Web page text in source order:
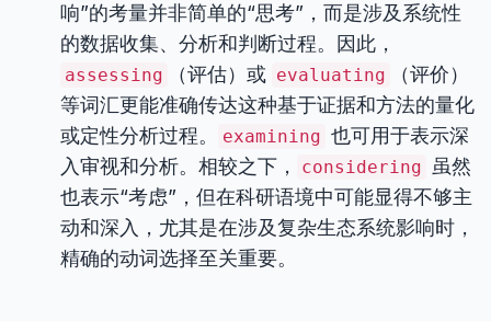
响”的考量并非简单的“思考”，而是涉及系统性
的数据收集、分析和判断过程。因此，
assessing （评估）或 evaluating
（评价）
等词汇更能准确传达这种基于证据和方法的量化
或定性分析过程。
examining 也可用于表示深
入审视和分析。相较之下，
considering
虽然
也表示“考虑”，但在科研语境中可能显得不够主
动和深入，尤其是在涉及复杂生态系统影响时，
精确的动词选择至关重要。